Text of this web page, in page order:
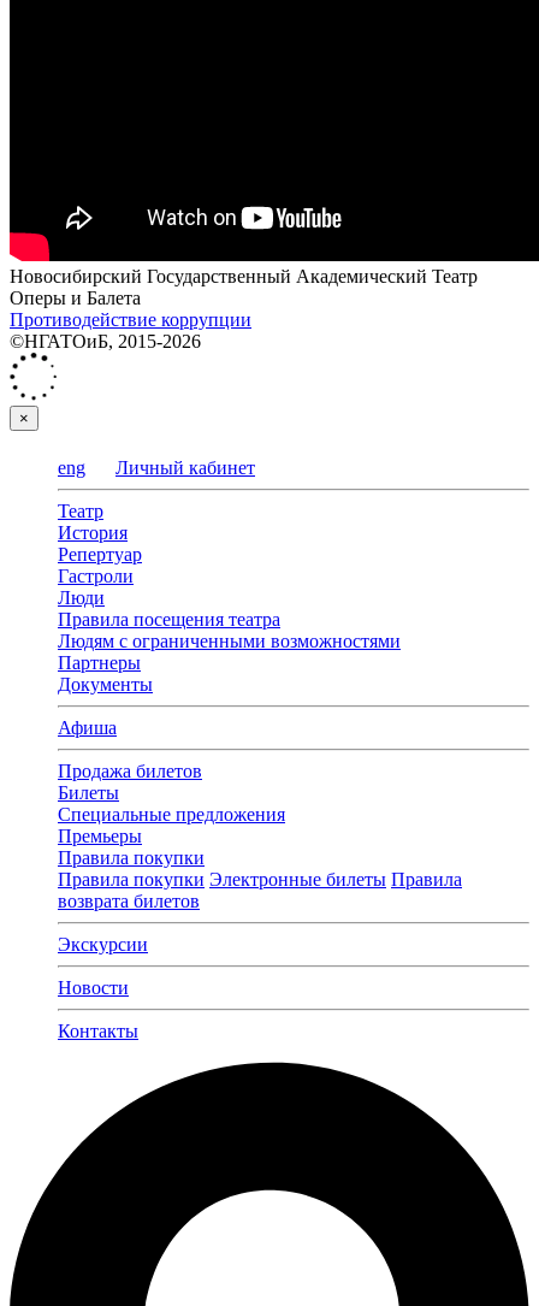
Новосибирский Государственный Академический Театр
Оперы и Балета
Противодействие коррупции
©НГАТОиБ, 2015-2026
×
eng Личный кабинет
Театр
История
Репертуар
Гастроли
Люди
Правила посещения театра
Людям с ограниченными возможностями
Партнеры
Документы
Афиша
Продажа билетов
Билеты
Специальные предложения
Премьеры
Правила покупки
Правила покупки Электронные билеты Правила
возврата билетов
Экскурсии
Новости
Контакты